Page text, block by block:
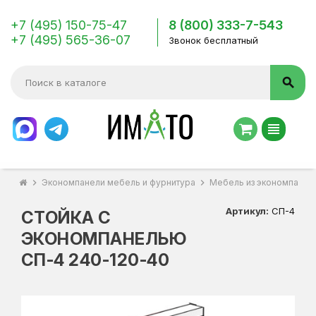
+7 (495) 150-75-47
+7 (495) 565-36-07
8 (800) 333-7-543
Звонок бесплатный
search
view_headline
chevron_right Экономпанели мебель и фурнитура chevron_right Мебель из
СТОЙКА С
ЭКОНОМПАНЕЛЬЮ
СП-4 240-120-40
Артикул: СП-4